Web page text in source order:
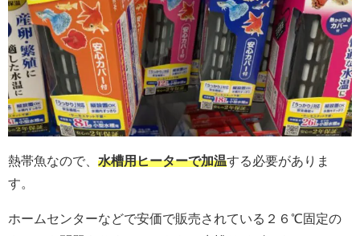
熱帯魚なので、 水槽用ヒーターで加温する必要がありま
す。
ホームセンターなどで安価で販売されている２６℃固定の